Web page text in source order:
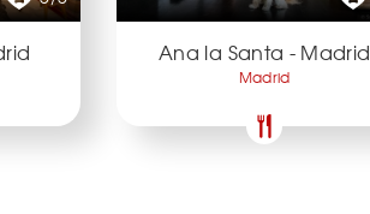
Ana la Santa - Madrid
Madrid